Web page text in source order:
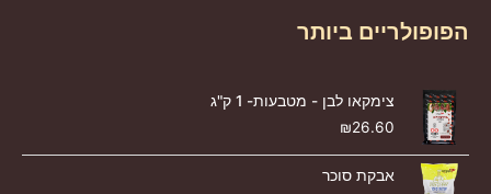
הפופולריים ביותר
צימקאו לבן - מטבעות- 1 ק"ג
₪26.60
אבקת סוכר